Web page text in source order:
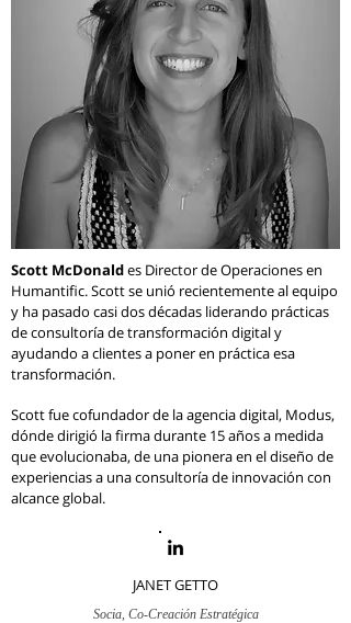
Scott McDonaldes Director de Operaciones en
Humantific. Scott se unió recientemente al equipo
y ha pasado casi dos décadas liderando prácticas
de consultoría de transformación digital y
ayudando a clientes a poner en práctica esa
transformación.
Scott fue cofundador de la agencia digital, Modus,
dónde dirigió la firma durante 15 años a medida
que evolucionaba, de una pionera en el diseño de
experiencias a una consultoría de innovación con
alcance global.
JANET GETTO
Socia, Co-Creación Estratégica